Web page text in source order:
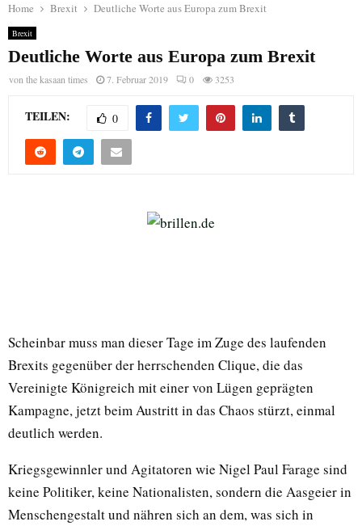
Home Brexit Deutliche Worte aus Europa zum Brexit
Brexit
Deutliche Worte aus Europa zum Brexit
vonthe kasaan times 7. Februar 2019 0 3253
TEILEN: 0
Scheinbar muss man dieser Tage im Zuge des laufenden
Brexits gegenüber der herrschenden Clique, die das
Vereinigte Königreich mit einer von Lügen geprägten
Kampagne, jetzt beim Austritt in das Chaos stürzt, einmal
deutlich werden.
Kriegsgewinnler und Agitatoren wie Nigel Paul Farage sind
keine Politiker, keine Nationalisten, sondern die Aasgeier in
Menschengestalt und nähren sich an dem, was sich in